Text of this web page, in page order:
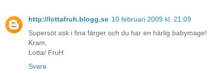
http://lottafruh.blogg.se 10 februari 2009 kl. 21:09
Supersöt ask i fina färger och du har en härlig babymage!
Kram,
Lotta/ FruH
Svara